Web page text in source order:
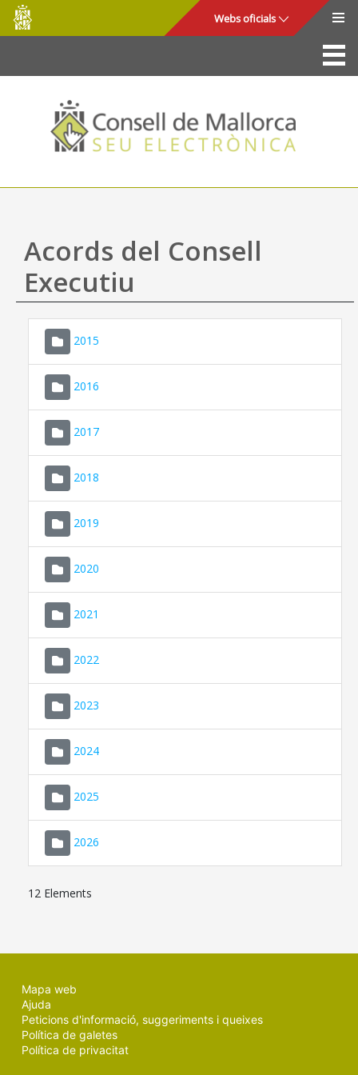
Salta al contingut principal
Consell
de
Mallorca
Webs oficials
La Seu
Consell de Mallorca
Accés i seguretat
Utilitats
Ajuda
Acords del Consell
Executiu
2015
2016
2017
2018
2019
2020
2021
2022
2023
2024
2025
2026
12 Elements
Mapa web
Ajuda
Peticions d'informació, suggeriments i queixes
Política de galetes
Política de privacitat